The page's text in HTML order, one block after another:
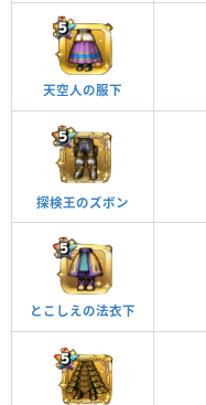
天空人の服下
探検王のズボン
とこしえの法衣下